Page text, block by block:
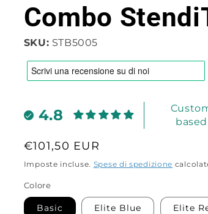
Combo
SKU: STB5005
4.8
Prezzo
di
listino
€101,50 EUR
Imposte incluse. Spese di spedizione
Colore
Basic Elite Blue Elite